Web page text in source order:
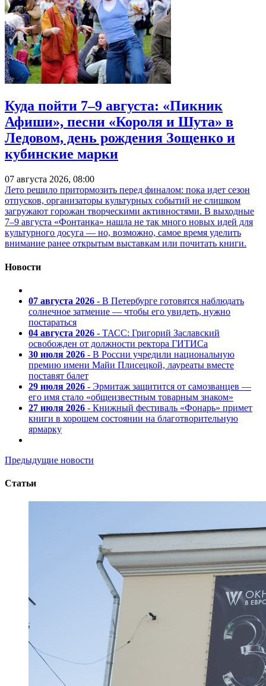
Куда пойти 7–9 августа: «Пикник
Афиши», песни «Короля и Шута» в
Ледовом, день рождения Зощенко и
кубинские марки
07 августа 2026, 08:00
Лето решило притормозить перед финалом: пока идет сезон
отпусков, организаторы культурных событий не слишком
загружают горожан творческими активностями. В выходные
7–9 августа «Фонтанка» нашла не так много новых идей для
культурного досуга — но, возможно, самое время уделить
внимание ранее открытым выставкам или почитать книги.
Новости
07 августа 2026 - В Петербурге готовятся наблюдать
солнечное затмение — чтобы его увидеть, нужно
постараться
04 августа 2026 - ТАСС: Григорий Заславский
освобожден от должности ректора ГИТИСа
30 июля 2026 - В России учредили национальную
премию имени Майи Плисецкой, лауреаты вместе
поставят балет
29 июля 2026 - Эрмитаж защитится от самозванцев —
его имя стало «общеизвестным товарным знаком»
27 июля 2026 - Книжный фестиваль «Фонарь» примет
книги в хорошем состоянии на благотворительную
ярмарку
Предыдущие новости
Статьи